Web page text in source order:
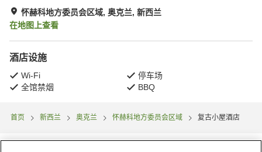
怀赫科地方委员会区域, 奥克兰, 新西兰
在地图上查看
酒店设施
Wi-Fi
停车场
全馆禁烟
BBQ
首页 新西兰 奥克兰 怀赫科地方委员会区域 复古小屋酒店